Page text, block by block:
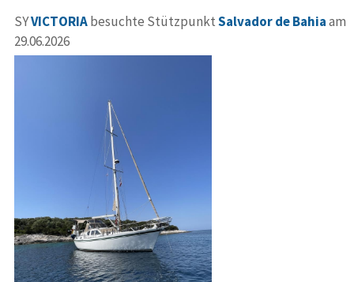
SYVICTORIAbesuchte StützpunktSalvador de Bahiaam
29.06.2026